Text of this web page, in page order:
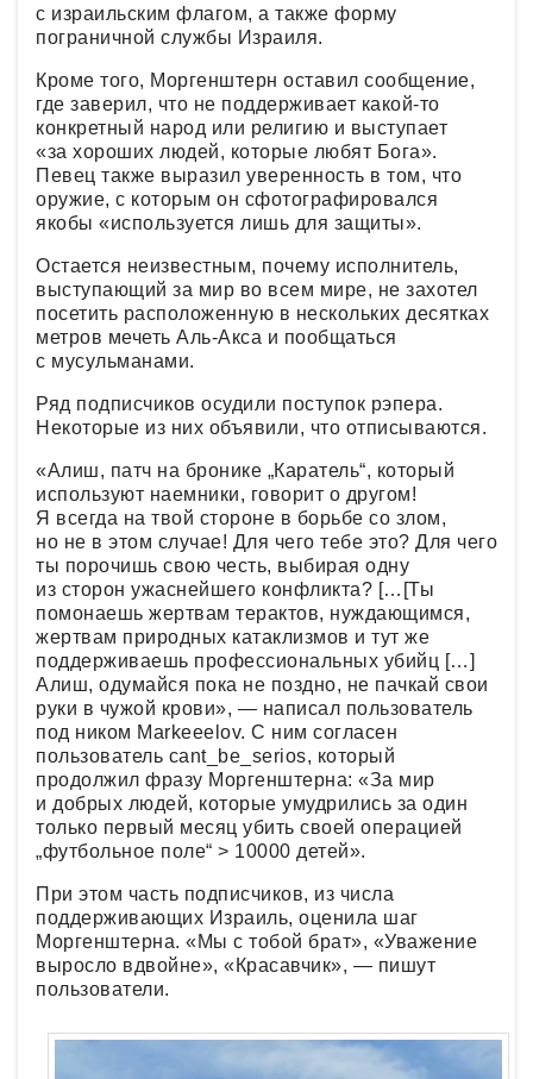
с израильским флагом, а также форму
пограничной службы Израиля.
Кроме того, Моргенштерн оставил сообщение,
где заверил, что не поддерживает какой-то
конкретный народ или религию и выступает
«за хороших людей, которые любят Бога».
Певец также выразил уверенность в том, что
оружие, с которым он сфотографировался
якобы «используется лишь для защиты».
Остается неизвестным, почему исполнитель,
выступающий за мир во всем мире, не захотел
посетить расположенную в нескольких десятках
метров мечеть Аль-Акса и пообщаться
с мусульманами.
Ряд подписчиков осудили поступок рэпера.
Некоторые из них объявили, что отписываются.
«Алиш, патч на бронике „Каратель“, который
используют наемники, говорит о другом!
Я всегда на твой стороне в борьбе со злом,
но не в этом случае! Для чего тебе это? Для чего
ты порочишь свою честь, выбирая одну
из сторон ужаснейшего конфликта? […[Ты
помонаешь жертвам терактов, нуждающимся,
жертвам природных катаклизмов и тут же
поддерживаешь профессиональных убийц […]
Алиш, одумайся пока не поздно, не пачкай свои
руки в чужой крови», — написал пользователь
под ником Markeeelov. С ним согласен
пользователь cant_be_serios, который
продолжил фразу Моргенштерна: «За мир
и добрых людей, которые умудрились за один
только первый месяц убить своей операцией
„футбольное поле“ > 10000 детей».
При этом часть подписчиков, из числа
поддерживающих Израиль, оценила шаг
Моргенштерна. «Мы с тобой брат», «Уважение
выросло вдвойне», «Красавчик», — пишут
пользователи.